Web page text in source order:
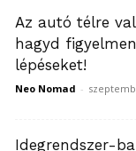
Az autó télre
hagyd
lépéseket!
Neo Nomad -
Idegrendszer-